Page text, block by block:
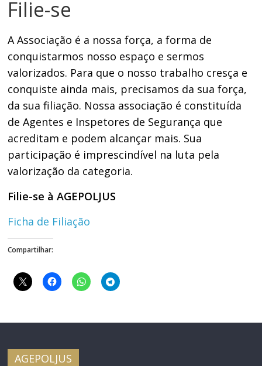
Filie-se
A Associação é a nossa força, a forma de
conquistarmos nosso espaço e sermos
valorizados. Para que o nosso trabalho cresça e
conquiste ainda mais, precisamos da sua força,
da sua filiação. Nossa associação é constituída
de Agentes e Inspetores de Segurança que
acreditam e podem alcançar mais. Sua
participação é imprescindível na luta pela
valorização da categoria.
Filie-se à AGEPOLJUS
Ficha de Filiação
Compartilhar:
AGEPOLJUS